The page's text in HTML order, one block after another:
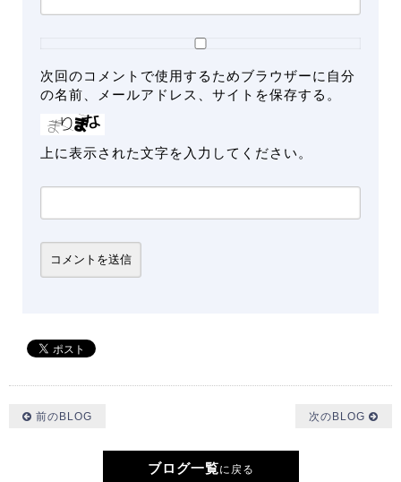
次回のコメントで使用するためブラウザーに自分
の名前、メールアドレス、サイトを保存する。
上に表示された文字を入力してください。
前のBLOG 次のBLOG
ブログ一覧に戻る